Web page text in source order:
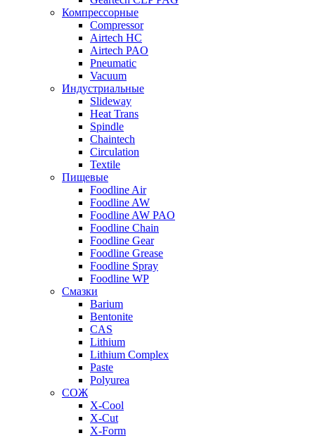
Компрессорные
Compressor
Airtech HC
Airtech PAO
Pneumatic
Vacuum
Индустриальные
Slideway
Heat Trans
Spindle
Chaintech
Circulation
Textile
Пищевые
Foodline Air
Foodline AW
Foodline AW PAO
Foodline Chain
Foodline Gear
Foodline Grease
Foodline Spray
Foodline WP
Смазки
Barium
Bentonite
CAS
Lithium
Lithium Complex
Paste
Polyurea
СОЖ
X-Cool
X-Cut
X-Form